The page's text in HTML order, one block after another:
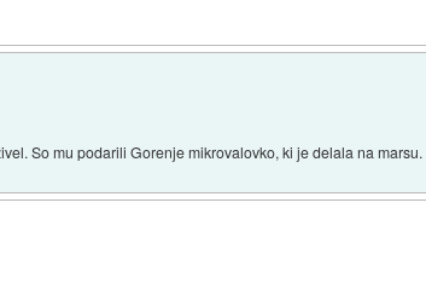
So mu podarili Gorenje mikrovalovko, ki je delala na marsu.